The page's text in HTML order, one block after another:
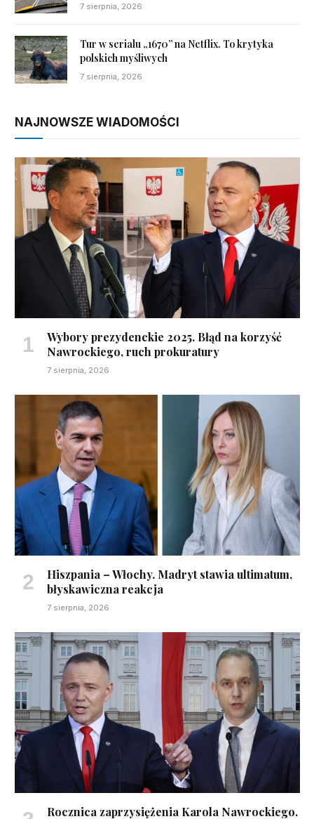
7 sierpnia, 2026
Tur w serialu „1670” na Netflix. To krytyka
polskich myśliwych
7 sierpnia, 2026
NAJNOWSZE WIADOMOŚCI
Wybory prezydenckie 2025. Błąd na korzyść
Nawrockiego, ruch prokuratury
7 sierpnia, 2026
Hiszpania – Włochy. Madryt stawia ultimatum,
błyskawiczna reakcja
7 sierpnia, 2026
Rocznica zaprzysiężenia Karola Nawrockiego.